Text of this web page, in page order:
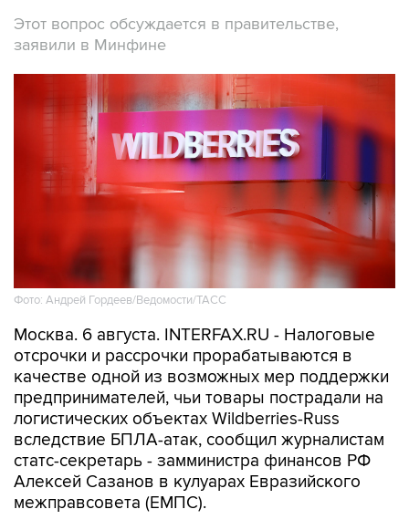
Этот вопрос обсуждается в правительстве,
заявили в Минфине
Фото: Андрей Гордеев/Ведомости/ТАСС
Москва. 6 августа. INTERFAX.RU - Налоговые
отсрочки и рассрочки прорабатываются в
качестве одной из возможных мер поддержки
предпринимателей, чьи товары пострадали на
логистических объектах Wildberries-Russ
вследствие БПЛА-атак, сообщил журналистам
статс-секретарь - замминистра финансов РФ
Алексей Сазанов в кулуарах Евразийского
межправсовета (ЕМПС).